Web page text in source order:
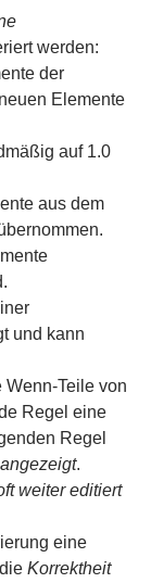
werden:
der
Elemente
auf 1.0
aus dem
und kann
Wenn-Teile von
Regel eine
Regel
angezeigt.
weiter editiert
eine
Korrektheit